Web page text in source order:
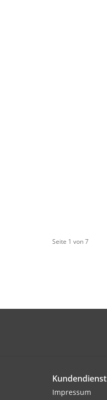
Seite 1 von 7
Kundendienst
Impressum